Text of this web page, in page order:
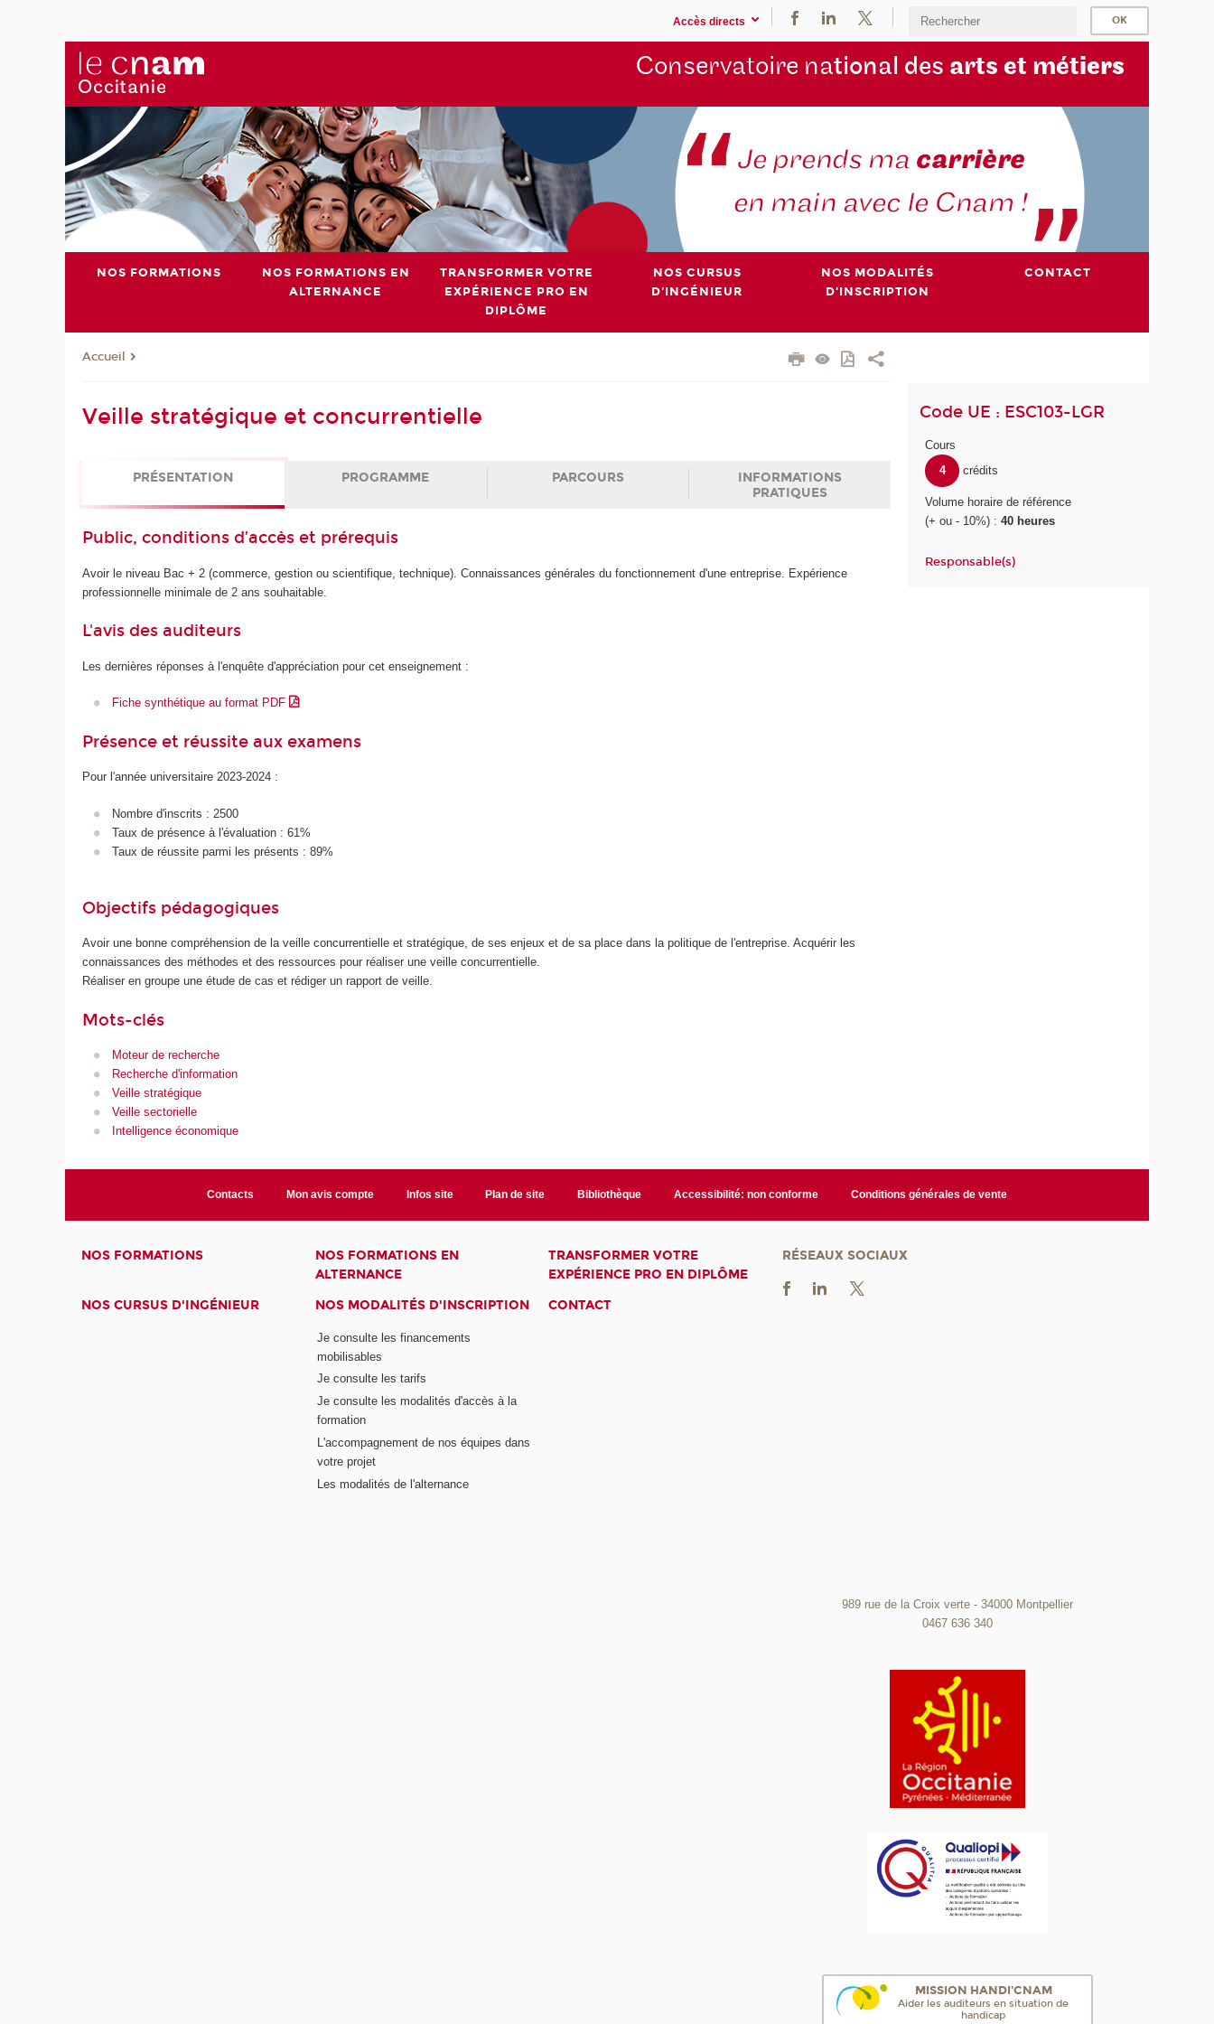
Accès directs
Conservatoire national des arts et métiers
NOS FORMATIONS
NOS FORMATIONS EN
ALTERNANCE
TRANSFORMER VOTRE
EXPÉRIENCE PRO EN
DIPLÔME
NOS CURSUS
D'INGÉNIEUR
NOS MODALITÉS
D'INSCRIPTION
CONTACT
Accueil
Veille stratégique et concurrentielle
PRÉSENTATION PROGRAMME PARCOURS
INFORMATIONS
PRATIQUES
Public, conditions d’accès et prérequis
Avoir le niveau Bac + 2 (commerce, gestion ou scientifique, technique). Connaissances générales du fonctionnement d'une entreprise. Expérience
professionnelle minimale de 2 ans souhaitable.
L'avis des auditeurs
Les dernières réponses à l'enquête d'appréciation pour cet enseignement :
Fiche synthétique au format PDF
Présence et réussite aux examens
Pour l'année universitaire 2023-2024 :
Nombre d'inscrits : 2500
Taux de présence à l'évaluation : 61%
Taux de réussite parmi les présents : 89%
Objectifs pédagogiques
Avoir une bonne compréhension de la veille concurrentielle et stratégique, de ses enjeux et de sa place dans la politique de l'entreprise. Acquérir les
connaissances des méthodes et des ressources pour réaliser une veille concurrentielle.
Réaliser en groupe une étude de cas et rédiger un rapport de veille.
Mots-clés
Moteur de recherche
Recherche d'information
Veille stratégique
Veille sectorielle
Intelligence économique
Code UE : ESC103-LGR
Cours
4
crédits
Volume horaire de référence
(+ ou - 10%) :40 heures
Responsable(s)
Contacts Mon avis compte Infos site Plan de site Bibliothèque Accessibilité: non conforme Conditions générales de vente
NOS FORMATIONS
NOS FORMATIONS EN
ALTERNANCE
TRANSFORMER VOTRE
EXPÉRIENCE PRO EN DIPLÔME
NOS CURSUS D'INGÉNIEUR
NOS MODALITÉS D'INSCRIPTION
Je consulte les financements
mobilisables
Je consulte les tarifs
Je consulte les modalités d'accès à la
formation
L'accompagnement de nos équipes dans
votre projet
Les modalités de l'alternance
CONTACT
RÉSEAUX SOCIAUX
989 rue de la Croix verte - 34000 Montpellier
0467 636 340
MISSION HANDI'CNAM
Aider les auditeurs en situation de
handicap